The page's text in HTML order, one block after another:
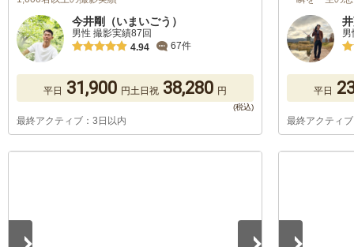
今井剛（いまいごう）
男性 撮影実績87回
4.94
67件
平日 31,900 円土日祝 38,280 円
最終アクティブ：3日以内
平日
最終アクティ